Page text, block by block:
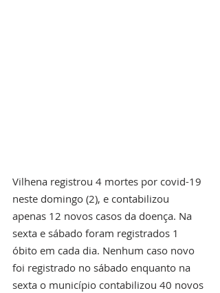
Vilhena registrou 4 mortes por covid-19
neste domingo (2), e contabilizou
apenas 12 novos casos da doença. Na
sexta e sábado foram registrados 1
óbito em cada dia. Nenhum caso novo
foi registrado no sábado enquanto na
sexta o município contabilizou 40 novos